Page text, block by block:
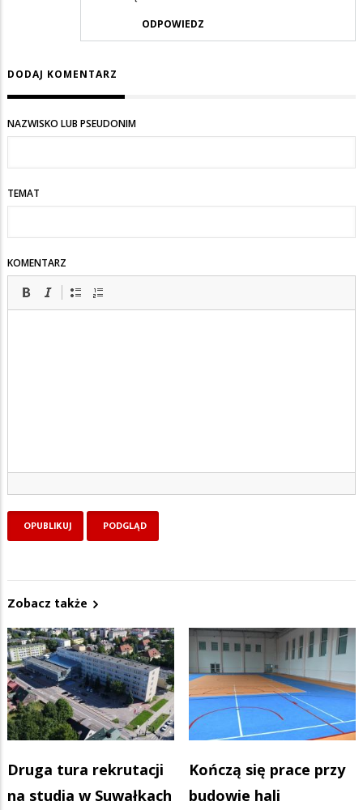
ODPOWIEDZ
DODAJ KOMENTARZ
NAZWISKO LUB PSEUDONIM
TEMAT
KOMENTARZ
Zobacz także
Druga tura rekrutacji
na studia w Suwałkach
Kończą się prace przy
budowie hali